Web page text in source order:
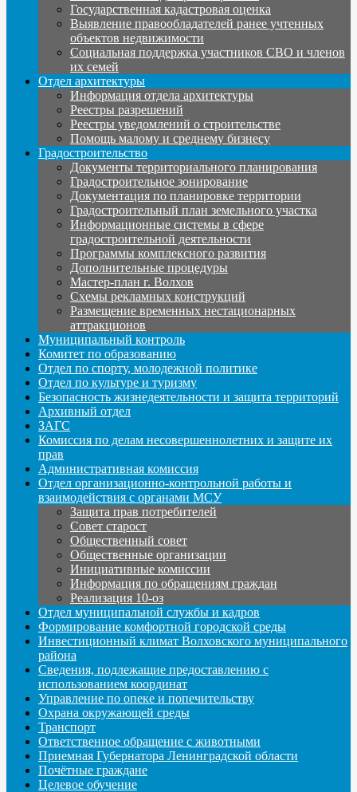
Государственная кадастровая оценка
Выявление правообладателей ранее учтенных
объектов недвижимости
Социальная поддержка участников СВО и членов
их семей
Отдел архитектуры
Информация отдела архитектуры
Реестры разрешений
Реестры уведомлений о строительстве
Помощь малому и среднему бизнесу
Градостроительство
Документы территориального планирования
Градостроительное зонирование
Документация по планировке территории
Градостроительный план земельного участка
Информационные системы в сфере
градостроительной деятельности
Программы комплексного развития
Дополнительные процедуры
Мастер-план г. Волхов
Схемы рекламных конструкций
Размещение временных нестационарных
аттракционов
Муниципальный контроль
Комитет по образованию
Отдел по спорту, молодежной политике
Отдел по культуре и туризму
Безопасность жизнедеятельности и защита территорий
Архивный отдел
ЗАГС
Комиссия по делам несовершеннолетних и защите их
прав
Административная комиссия
Отдел организационно-контрольной работы и
взаимодействия с органами МСУ
Защита прав потребителей
Совет старост
Общественный совет
Общественные организации
Инициативные комиссии
Информация по обращениям граждан
Реализация 10-оз
Отдел муниципальной службы и кадров
Формирование комфортной городской среды
Инвестиционный климат Волховского муниципального
района
Сведения, подлежащие предоставлению с
использованием координат
Управление по опеке и попечительству
Охрана окружающей среды
Транспорт
Ответственное обращение с животными
Приемная Губернатора Ленинградской области
Почётные граждане
Целевое обучение